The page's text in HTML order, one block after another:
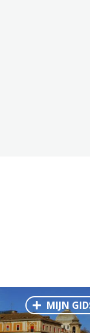
MIJN